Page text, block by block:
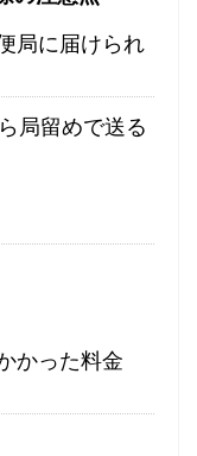
局に届けられ
局留めで送る
かった料金